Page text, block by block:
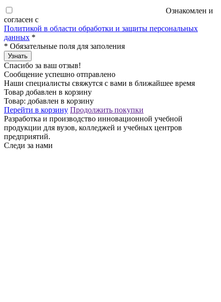
Ознакомлен и
согласен с
Политикой в области обработки и защиты персональных
данных *
* Обязательные поля для заполения
Узнать
Спасибо за ваш отзыв!
Сообщение успешно отправлено
Наши специалисты свяжутся с вами в ближайшее время
Товар добавлен в корзину
Товар: добавлен в корзину
Перейти в корзину Продолжить покупки
Разработка и производство инновационной учебной
продукции для вузов, колледжей и учебных центров
предприятий.
Следи за нами